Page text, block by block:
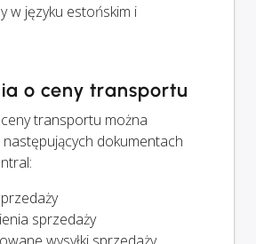
w języku estońskim i
o ceny transportu
transportu można
dokumentach
sprzedaży